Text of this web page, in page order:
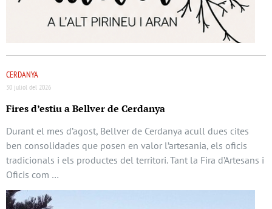
CERDANYA
30 juliol del 2026
Fires d’estiu a Bellver de Cerdanya
Durant el mes d’agost, Bellver de Cerdanya acull dues cites
ben consolidades que posen en valor l’artesania, els oficis
tradicionals i els productes del territori. Tant la Fira d’Artesans i
Oficis com …